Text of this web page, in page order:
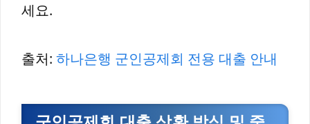
세요.
출처: 하나은행 군인공제회 전용 대출 안내